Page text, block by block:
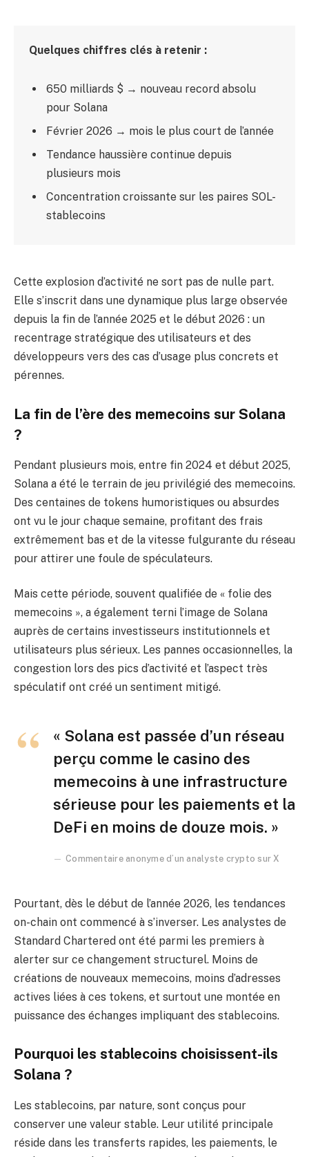
Quelques chiffres clés à retenir :
650 milliards $ → nouveau record absolu
pour Solana
Février 2026 → mois le plus court de l’année
Tendance haussière continue depuis
plusieurs mois
Concentration croissante sur les paires SOL-
stablecoins
Cette explosion d’activité ne sort pas de nulle part.
Elle s’inscrit dans une dynamique plus large observée
depuis la fin de l’année 2025 et le début 2026 : un
recentrage stratégique des utilisateurs et des
développeurs vers des cas d’usage plus concrets et
pérennes.
La fin de l’ère des memecoins sur Solana
?
Pendant plusieurs mois, entre fin 2024 et début 2025,
Solana a été le terrain de jeu privilégié des memecoins.
Des centaines de tokens humoristiques ou absurdes
ont vu le jour chaque semaine, profitant des frais
extrêmement bas et de la vitesse fulgurante du réseau
pour attirer une foule de spéculateurs.
Mais cette période, souvent qualifiée de « folie des
memecoins », a également terni l’image de Solana
auprès de certains investisseurs institutionnels et
utilisateurs plus sérieux. Les pannes occasionnelles, la
congestion lors des pics d’activité et l’aspect très
spéculatif ont créé un sentiment mitigé.
« Solana est passée d’un réseau
perçu comme le casino des
memecoins à une infrastructure
sérieuse pour les paiements et la
DeFi en moins de douze mois. »
Commentaire anonyme d’un analyste crypto sur X
Pourtant, dès le début de l’année 2026, les tendances
on-chain ont commencé à s’inverser. Les analystes de
Standard Chartered ont été parmi les premiers à
alerter sur ce changement structurel. Moins de
créations de nouveaux memecoins, moins d’adresses
actives liées à ces tokens, et surtout une montée en
puissance des échanges impliquant des stablecoins.
Pourquoi les stablecoins choisissent-ils
Solana ?
Les stablecoins, par nature, sont conçus pour
conserver une valeur stable. Leur utilité principale
réside dans les transferts rapides, les paiements, le